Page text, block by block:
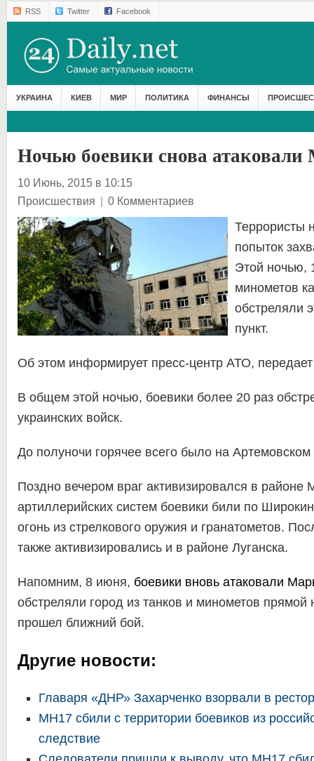
RSS Twitter Facebook
УКРАИНА КИЕВ МИР ПОЛИТИКА ФИНАНСЫ
Ночью боевики снова
10 Июнь, 2015 в 10:15
Происшествия | 0 Комментариев
Террористы
попыток
Этой ночью,
минометов
обстреляли
пункт.
Об этом информирует пресс-центр АТО,
В общем этой ночью, боевики более 20 раз
украинских войск.
До полуночи горячее всего было на
Поздно вечером враг активизировался в
артиллерийских систем боевики били по
огонь из стрелкового оружия и гранатометов.
также активизировались и в районе Луганска.
Напомним, 8 июня, боевики вновь атаковали
обстреляли город из танков и минометов прямой
прошел ближний бой.
Другие новости:
Главаря «ДНР» Захарченко взорвали в
MH17 сбили с территории боевиков из
следствие